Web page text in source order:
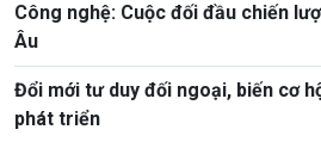
Công nghệ: Cuộc đối đầu chiến
Âu
Đổi mới tư duy đối ngoại, biến cơ
phát triển